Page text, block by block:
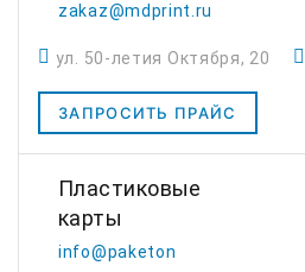
zakaz@mdprint.ru
ул. 50-летия Октября, 20
ЗАПРОСИТЬ ПРАЙС
Пластиковые
карты
info@paketon